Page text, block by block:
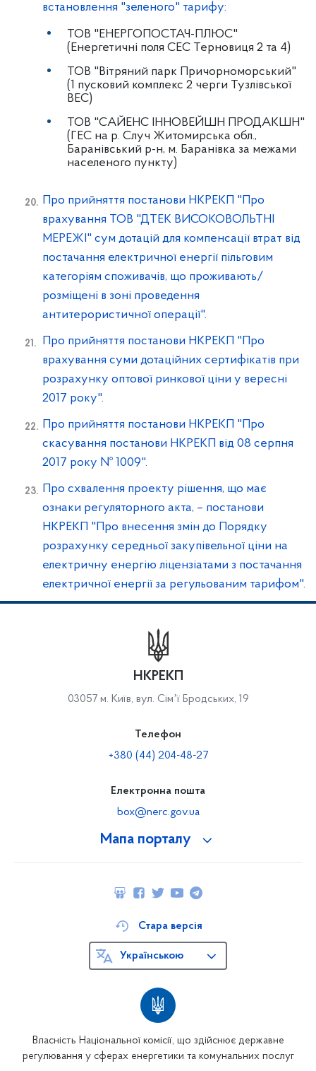
встановлення "зеленого" тарифу:
ТОВ "ЕНЕРГОПОСТАЧ-ПЛЮС"
(Енергетичні поля СЕС Терновиця 2 та 4)
ТОВ "Вітряний парк Причорноморський"
(1 пусковий комплекс 2 черги Тузлівської
ВЕС)
ТОВ "САЙЕНС ІННОВЕЙШН ПРОДАКШН"
(ГЕС на р. Случ Житомирська обл.,
Баранівський р-н, м. Баранівка за межами
населеного пункту)
Про прийняття постанови НКРЕКП "Про
врахування ТОВ "ДТЕК ВИСОКОВОЛЬТНІ
МЕРЕЖІ" сум дотацій для компенсації втрат від
постачання електричної енергії пільговим
категоріям споживачів, що проживають/
розміщені в зоні проведення
антитерористичної операції".
Про прийняття постанови НКРЕКП "Про
врахування суми дотаційних сертифікатів при
розрахунку оптової ринкової ціни у вересні
2017 року".
Про прийняття постанови НКРЕКП "Про
скасування постанови НКРЕКП від 08 серпня
2017 року № 1009".
Про схвалення проекту рішення, що має
ознаки регуляторного акта, – постанови
НКРЕКП "Про внесення змін до Порядку
розрахунку середньої закупівельної ціни на
електричну енергію ліцензіатами з постачання
електричної енергії за регульованим тарифом".
Мапа порталу
НКРЕКП
03057 м. Київ, вул. Сімʼї Бродських, 19
Телефон
+380 (44) 204-48-27
Електронна пошта
box@nerc.gov.ua
Власність Національної комісії, що здійснює державне
регулювання у сферах енергетики та комунальних послуг
Стара версія
Українською